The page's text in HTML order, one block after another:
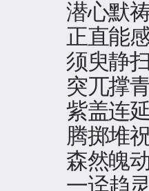
潜心默
正直能
须臾静
突兀撑青
紫盖连
腾掷堆祝
森然魄
一迳趋灵